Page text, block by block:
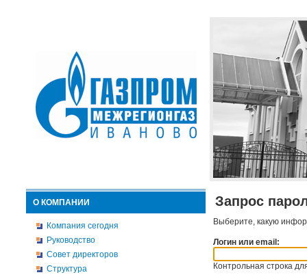
О КОМПАНИИ
Компания сегодня
Руководство
Совет директоров
Структура
Запрос
Выберите, какую
Логин или email:
Контрольная строка